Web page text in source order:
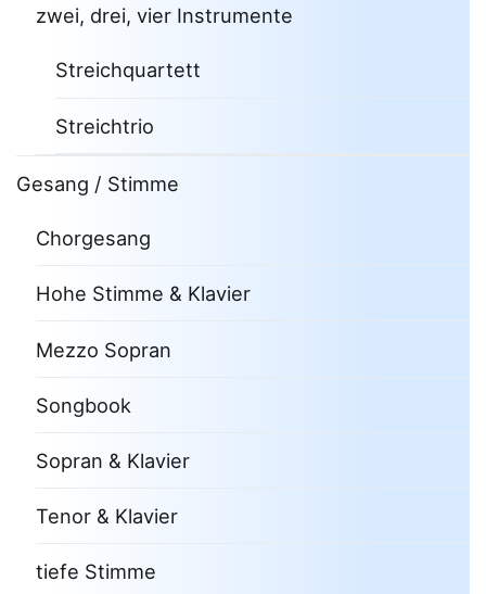
zwei, drei, vier Instrumente
Streichquartett
Streichtrio
Gesang / Stimme
Chorgesang
Hohe Stimme & Klavier
Mezzo Sopran
Songbook
Sopran & Klavier
Tenor & Klavier
tiefe Stimme